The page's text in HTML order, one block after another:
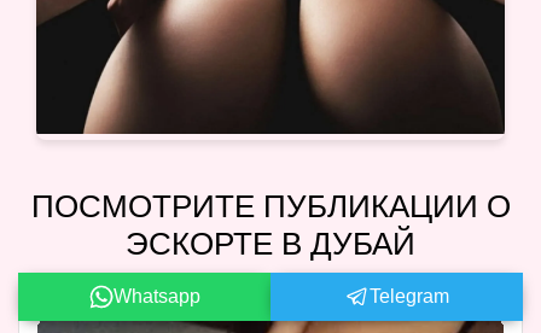
ПОСМОТРИТЕ ПУБЛИКАЦИИ О
ЭСКОРТЕ В ДУБАЙ
Whatsapp Telegram